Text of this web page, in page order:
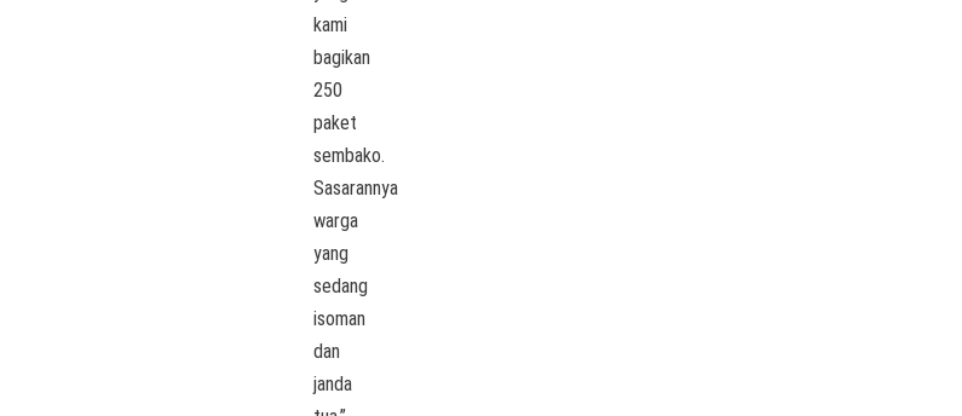
kami
bagikan
250
paket
sembako.
Sasarannya
warga
yang
sedang
isoman
dan
janda